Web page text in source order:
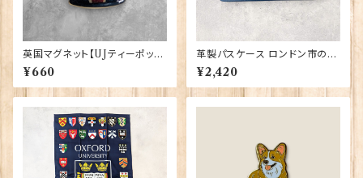
英国マグネット【UJティーポッ
ト】Elgate Products 90030
¥660
革製パスケース ロンドン市の紋
章入り【Navy】R.C.Brady 90
381-Navy
¥2,420